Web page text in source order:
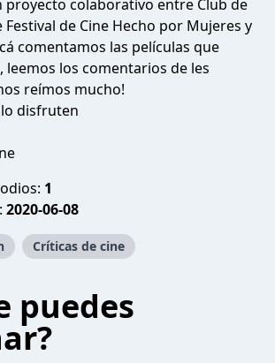
proyecto colaborativo entre Club de
Festival de Cine Hecho por Mujeres y
comentamos las películas que
leemos los comentarios de les
reímos mucho!
disfruten
1
2020-06-08
Críticas de cine
puedes